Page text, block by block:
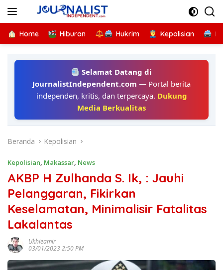
Home Hiburan Hukrim Kepolisian
Selamat Datang di
JournalistIndependent.com — Portal berita
independen, kritis, dan terpercaya. Dukung
Media Berkualitas
Beranda Kepolisian
Kepolisian, Makassar, News
AKBP H Zulhanda S. Ik, : Jauhi
Pelanggaran, Fikirkan
Keselamatan, Minimalisir Fatalitas
Lakalantas
Ukhieamir
03/01/2023 2:50 PM